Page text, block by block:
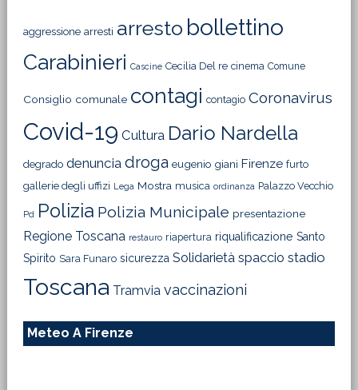
aggressione arresti arresto bollettino
Carabinieri Cascine Cecilia Del re cinema Comune
Consiglio comunale contagi contagio Coronavirus
Covid-19 Cultura Dario Nardella
degrado denuncia droga eugenio giani Firenze furto
gallerie degli uffizi Lega Mostra musica ordinanza Palazzo Vecchio
Pd Polizia Polizia Municipale presentazione
Regione Toscana restauro riapertura riqualificazione Santo
Spirito Sara Funaro sicurezza Solidarietà spaccio stadio
Toscana Tramvia vaccinazioni
Meteo A Firenze